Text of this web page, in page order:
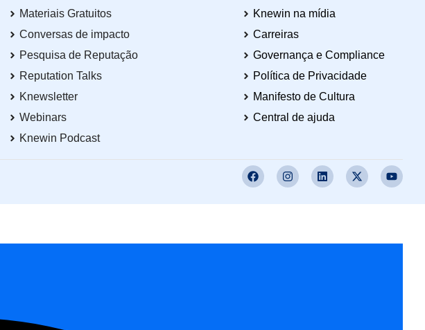
Materiais Gratuitos
Conversas de impacto
Pesquisa de Reputação
Reputation Talks
Knewsletter
Webinars
Knewin Podcast
Knewin na mídia
Carreiras
Governança e Compliance
Política de Privacidade
Manifesto de Cultura
Central de ajuda